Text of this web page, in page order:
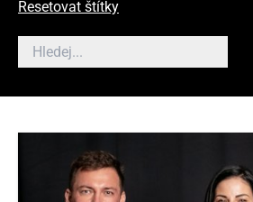
Resetovat štítky